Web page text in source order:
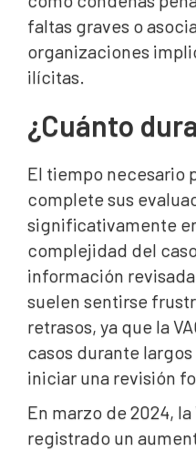
faltas graves o
organizaciones
ilícitas.
¿Cuánto
El tiempo necesario
complete sus
significativamente
complejidad del
información
suelen sentirse
retrasos, ya que la
casos durante
iniciar una revisión
En marzo de 2024, la
registrado un